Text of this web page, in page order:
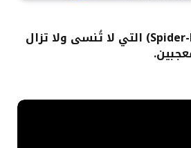
أفضل نهايات (Spider-Man) التي لا تُنسى ولا تزال